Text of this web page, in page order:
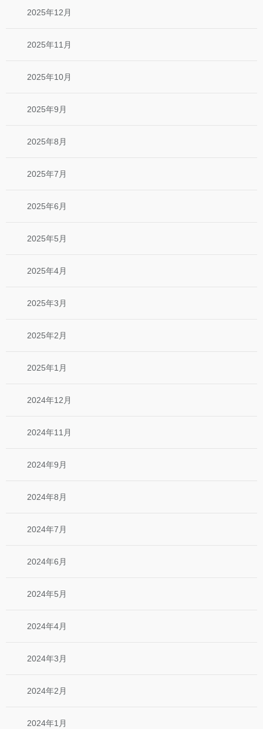
2025年12月
2025年11月
2025年10月
2025年9月
2025年8月
2025年7月
2025年6月
2025年5月
2025年4月
2025年3月
2025年2月
2025年1月
2024年12月
2024年11月
2024年9月
2024年8月
2024年7月
2024年6月
2024年5月
2024年4月
2024年3月
2024年2月
2024年1月